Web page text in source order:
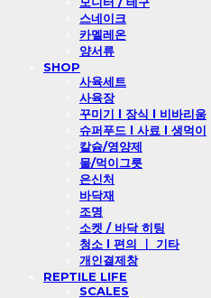
스네이크
카멜레온
양서류
SHOP
사육세트
사육장
꾸미기 l 장식 l 비바리움
슈퍼푸드 l 사료 l 생먹이
칼슘/영양제
물/먹이그릇
은신처
바닥재
조명
소켓 / 바닥 히팅
청소 l 편의 ㅣ 기타
개인결제창
REPTILE LIFE
SCALES